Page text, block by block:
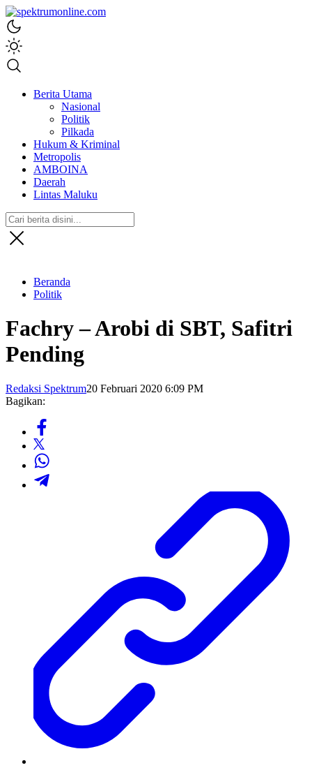
spektrumonline.com
Berita Utama
Nasional
Politik
Pilkada
Hukum & Kriminal
Metropolis
AMBOINA
Daerah
Lintas Maluku
Beranda
Politik
Fachry – Arobi di SBT, Safitri
Pending
Redaksi Spektrum20 Februari 2020 6:09 PM
Bagikan: